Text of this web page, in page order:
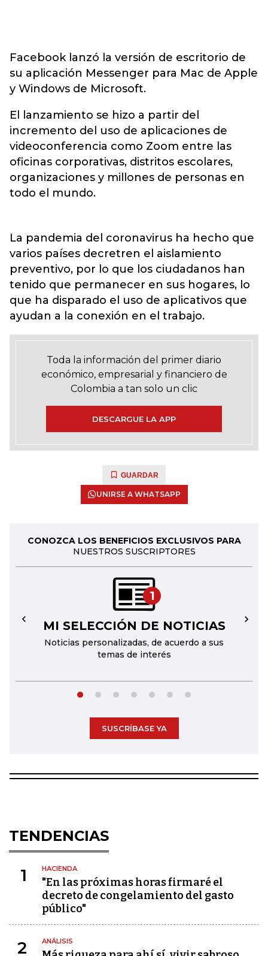
Facebook lanzó la versión de escritorio de
su aplicación Messenger para Mac de Apple
y Windows de Microsoft.
El lanzamiento se hizo a partir del
incremento del uso de aplicaciones de
videoconferencia como Zoom entre las
oficinas corporativas, distritos escolares,
organizaciones y millones de personas en
todo el mundo.
La pandemia del coronavirus ha hecho que
varios países decretren el aislamiento
preventivo, por lo que los ciudadanos han
tenido que permanecer en sus hogares, lo
que ha disparado el uso de aplicativos que
ayudan a la conexión en el trabajo.
Toda la información del primer diario
económico, empresarial y financiero de
Colombia a tan solo un clic
DESCARGUE LA APP
GUARDAR
UNIRSE A WHATSAPP
CONOZCA LOS BENEFICIOS EXCLUSIVOS PARA
NUESTROS SUSCRIPTORES
1
MI SELECCIÓN DE NOTICIAS
Noticias personalizadas, de acuerdo a sus
temas de interés
← →
SUSCRÍBASE YA
TENDENCIAS
1 HACIENDA
"En las próximas horas firmaré el
decreto de congelamiento del gasto
público"
2 ANÁLISIS